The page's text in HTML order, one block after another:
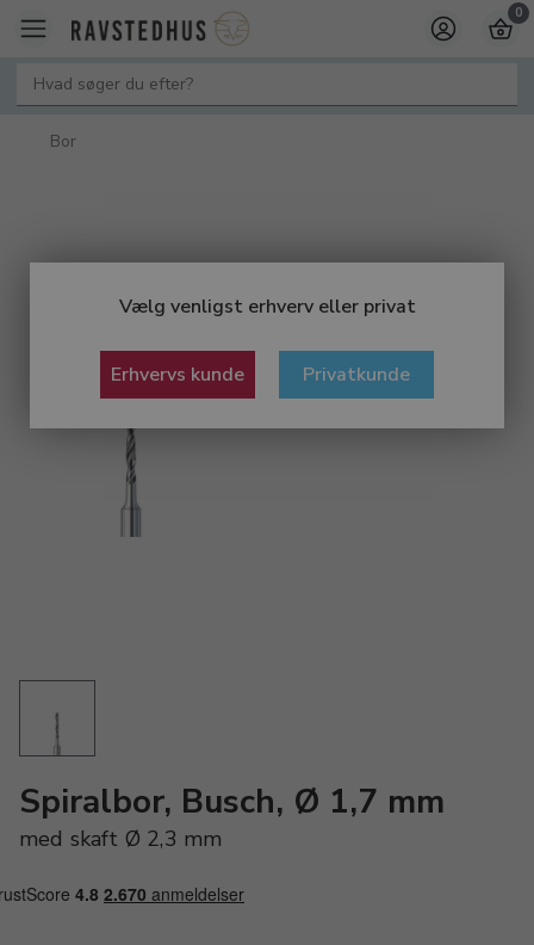
Vælg venligst erhverv eller privat
Erhvervs kunde Privatkunde
0
Bor
Spiralbor, Busch, Ø 1,7 mm
med skaft Ø 2,3 mm